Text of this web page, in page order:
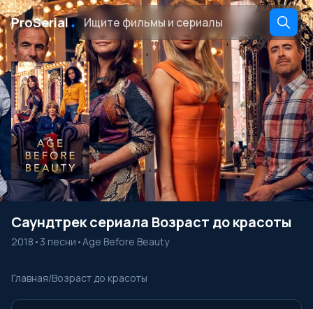
ProSerial․
Саундтрек сериала Возраст до красоты
2018 • 3 песни •Age Before Beauty
Главная/Возраст до красоты